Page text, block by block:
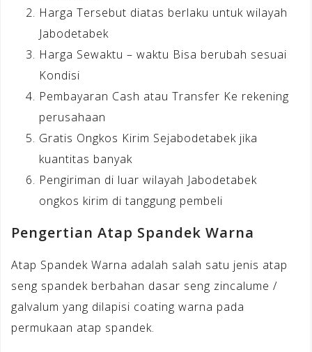
Harga Tersebut diatas berlaku untuk wilayah
Jabodetabek
Harga Sewaktu – waktu Bisa berubah sesuai
Kondisi
Pembayaran Cash atau Transfer Ke rekening
perusahaan
Gratis Ongkos Kirim Sejabodetabek jika
kuantitas banyak
Pengiriman di luar wilayah Jabodetabek
ongkos kirim di tanggung pembeli
Pengertian Atap Spandek Warna
Atap Spandek Warna adalah salah satu jenis atap
seng spandek berbahan dasar seng zincalume /
galvalum yang dilapisi coating warna pada
permukaan atap spandek.